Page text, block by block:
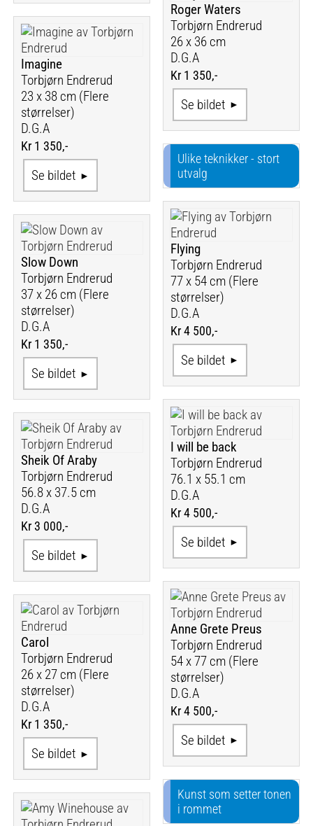
Roger Waters
Torbjørn Endrerud
26 x 36 cm
D.G.A
Kr 1 350,-
Se bildet
Imagine
Torbjørn Endrerud
23 x 38 cm (Flere
størrelser)
D.G.A
Kr 1 350,-
Se bildet
Ulike teknikker - stort
utvalg
Flying
Torbjørn Endrerud
77 x 54 cm (Flere
størrelser)
D.G.A
Kr 4 500,-
Se bildet
Slow Down
Torbjørn Endrerud
37 x 26 cm (Flere
størrelser)
D.G.A
Kr 1 350,-
Se bildet
I will be back
Torbjørn Endrerud
76.1 x 55.1 cm
D.G.A
Kr 4 500,-
Se bildet
Sheik Of Araby
Torbjørn Endrerud
56.8 x 37.5 cm
D.G.A
Kr 3 000,-
Se bildet
Anne Grete Preus
Torbjørn Endrerud
54 x 77 cm (Flere
størrelser)
D.G.A
Kr 4 500,-
Se bildet
Carol
Torbjørn Endrerud
26 x 27 cm (Flere
størrelser)
D.G.A
Kr 1 350,-
Se bildet
Kunst som setter tonen
i rommet